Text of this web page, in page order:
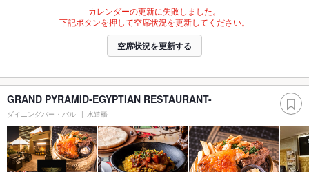
カレンダーの更新に失敗しました。
下記ボタンを押して空席状況を更新してください。
空席状況を更新する
GRAND PYRAMID-EGYPTIAN RESTAURANT-
ダイニングバー・バル 水道橋